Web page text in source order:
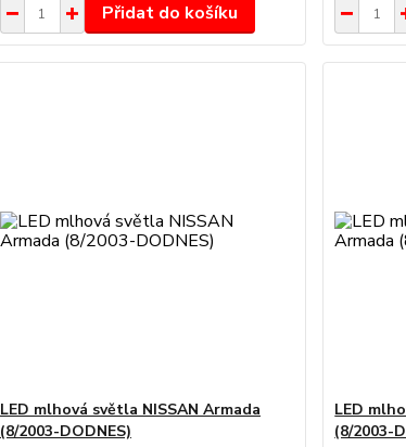
Přidat do košíku
LED mlhová světla NISSAN Armada
(8/2003-DODNES)
LED
(8/2003-